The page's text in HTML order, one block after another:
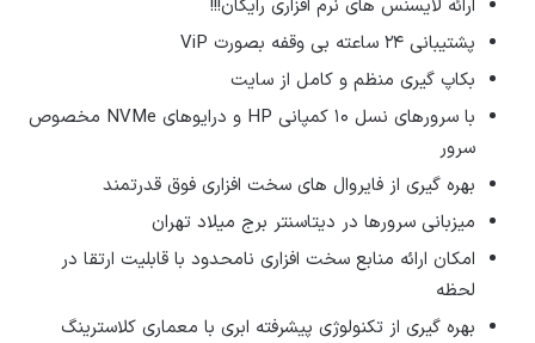
ارائه لایسنس های نرم افزاری رایگان!!!
پشتیبانی ۲۴ ساعته بی وقفه بصورت ViP
بکاپ گیری منظم و کامل از سایت
با سرورهای نسل ۱۰ کمپانی HP و درایوهای NVMe مخصوص
سرور
بهره گیری از فایروال های سخت افزاری فوق قدرتمند
میزبانی سرورها در دیتاسنتر برج میلاد تهران
امکان ارائه منابع سخت افزاری نامحدود با قابلیت ارتقا در
لحظه
بهره گیری از تکنولوژی پیشرفته ابری با معماری کلاسترینگ